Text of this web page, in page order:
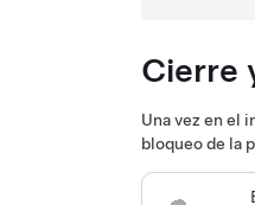
Cierre
Una vez en el
bloqueode la